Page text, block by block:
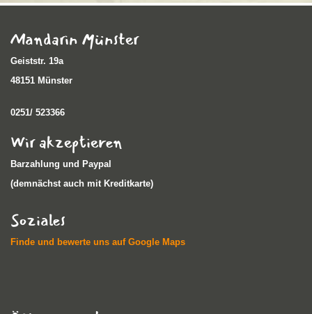
Mandarin Münster
Geiststr. 19a
48151 Münster
0251/ 523366
Wir akzeptieren
Barzahlung und Paypal
(demnächst auch mit Kreditkarte)
Soziales
Finde und bewerte uns auf Google Maps